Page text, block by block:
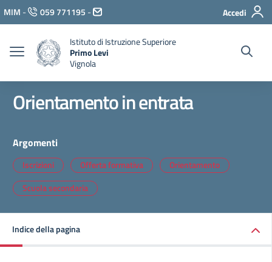
Vai ai contenuti
Vai al menu di navigazione
Vai al footer
MIM - 059 771195 - Accedi
Istituto di Istruzione Superiore
Primo Levi
Vignola
Orientamento in entrata
Argomenti
Iscrizioni Offerta formativa
Orientamento
Scuola secondaria
Indice della pagina